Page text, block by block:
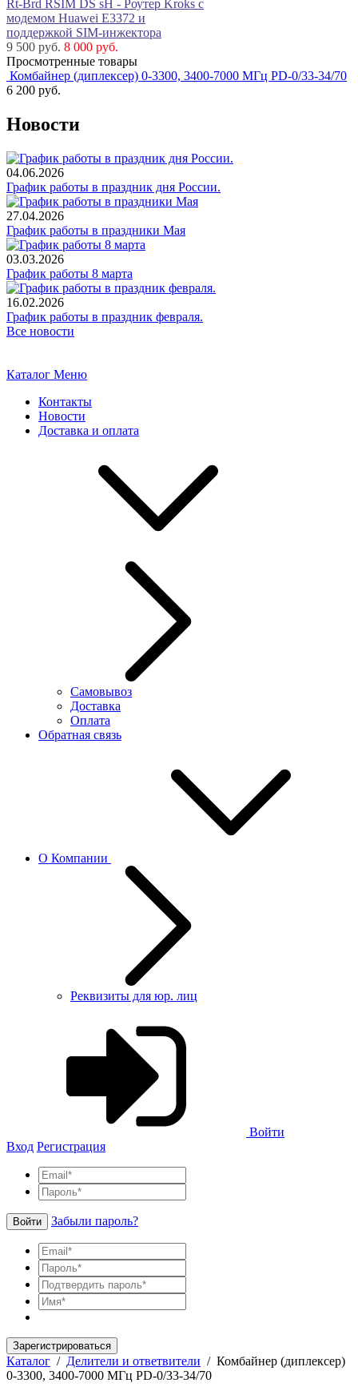
Rt-Brd RSIM DS sH - Роутер Kroks с
модемом Huawei E3372 и
поддержкой SIM-инжектора
9 500 руб. 8 000 руб.
Просмотренные товары
Комбайнер (диплексер) 0-3300, 3400-7000 МГц PD-0/33-34/70
6 200 руб.
Новости
04.06.2026
График работы в праздник дня России.
27.04.2026
График работы в праздники Мая
03.03.2026
График работы 8 марта
16.02.2026
График работы в праздник февраля.
Все новости
Каталог Меню
Контакты
Новости
Доставка и оплата
Самовывоз
Доставка
Оплата
Обратная связь
О Компании
Реквизиты для юр. лиц
Войти
Вход Регистрация
Войти Забыли пароль?
Зарегистрироваться
Каталог / Делители и ответвители / Комбайнер (диплексер)
0-3300, 3400-7000 МГц PD-0/33-34/70